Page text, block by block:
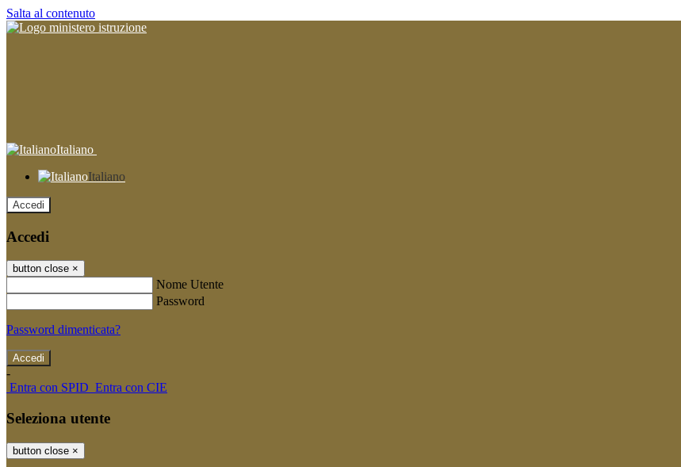
Salta al contenuto
Italiano
Italiano
Accedi
Accedi
button close ×
Nome Utente
Password
Password dimenticata?
-
Entra con SPID Entra con CIE
Seleziona utente
button close ×